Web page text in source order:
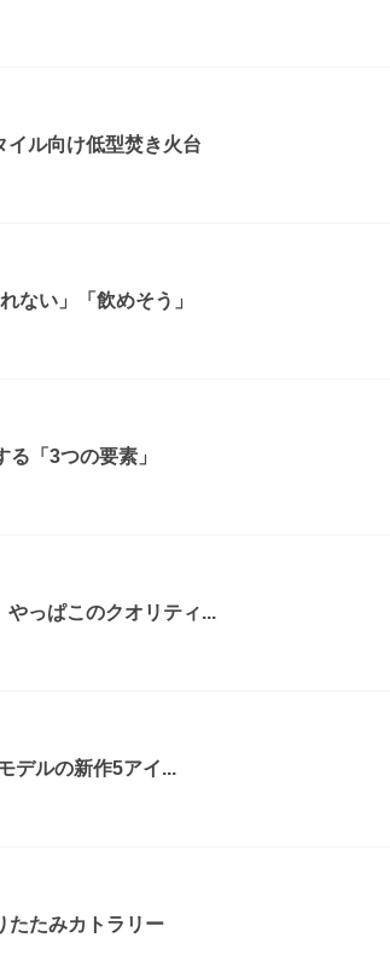
ル向け低型焚き火台
ない」「飲めそう」
「3つの要素」
っぱこのクオリティ...
デルの新作5アイ...
たたみカトラリー